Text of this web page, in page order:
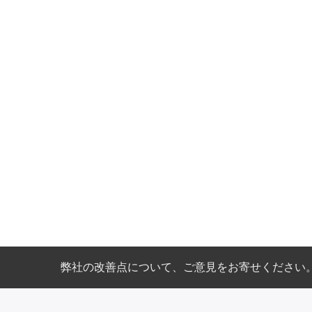
弊社の改善点について、ご意見をお寄せください。